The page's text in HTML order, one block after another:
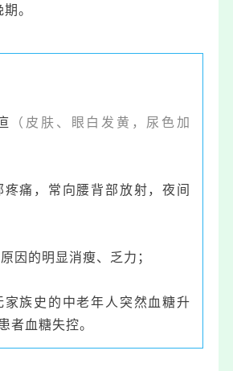
。
（皮肤、眼白发黄，尿色加
痛，常向腰背部放射，夜间
因的明显消瘦、乏力；
族史的中老年人突然血糖升
者血糖失控。